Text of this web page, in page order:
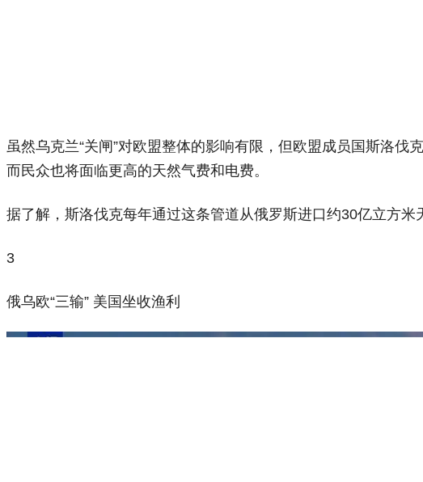
虽然乌克兰“关闸”对欧盟整体的影响有限，但欧盟成员国斯洛
而民众也将面临更高的天然气费和电费。
据了解，斯洛伐克每年通过这条管道从俄罗斯进口约30亿立方米
3
俄乌欧“三输” 美国坐收渔利